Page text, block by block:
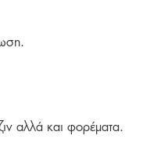
αλλά και φορέματα.